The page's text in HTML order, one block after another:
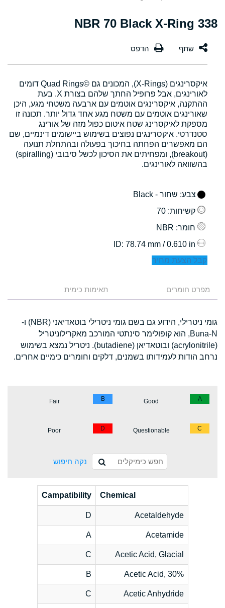
338 NBR 70 Black X-Ring
איקסרינגים (X-Rings), המכונים גם Quad Rings©‎ דומים
לאורינגים, אבל פרופיל החתך שלהם בצורת X. בעת
ההתקנה, איקסרינגים אוטמים עם ארבעה משטחי מגע, היכן
שאורינגים אוטמים עם משטח מגע אחד גדול יותר. תכונה זו
מספקת לאיקסרינג שטח איטום כפול מזה של אורינג
סטנדרטי. איקסרינגים נפוצים בשימוש ביישומים דינמיים, שם
הם מאפשרים הפחתה בחיכוך בפעולה ובהתחלת תנועה
(breakout), ומפחיתים את הסיכון לכשל סיבובי (spiralling)
בהשוואה לאורינגים.
צבע: שחור - Black
קשיחות: 70
חומר: NBR
: 78.74 mm / 0.610 in
קבל הצעת מחיר
מפרט חומרים תאימות כימית
גומי ניטרילי, הידוע גם בשם גומי ניטרילי בוטאדיאני (NBR) ו-
Buna-N, הוא קופולימר סינתטי המורכב מאקרילוניטריל
(acrylonitrile) ובוטאדיאן (butadiene). ניטריל נמצא בשימוש
נרחב הודות לעמידותו בשמנים, דלקים וחומרים כימיים אחרים.
A
Good
B
Fair
C
Questionable
D
Poor
נקה חיפוש
Chemical
Campatibility
Acetaldehyde
D
Acetamide
A
Acetic Acid, Glacial
C
Acetic Acid, 30%
B
Acetic Anhydride
C